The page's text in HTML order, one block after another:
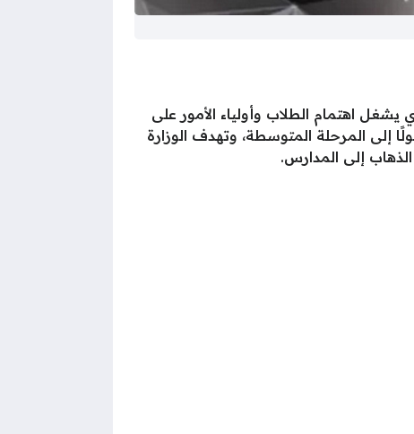
السادس العراق 2025 للدور الأول، وهو الأمر الذي يشغل اهتمام الطلاب وأولياء الأمور على
إلى المرحلة المتوسطة، وتهدف الوزارة
إلى المدارس.